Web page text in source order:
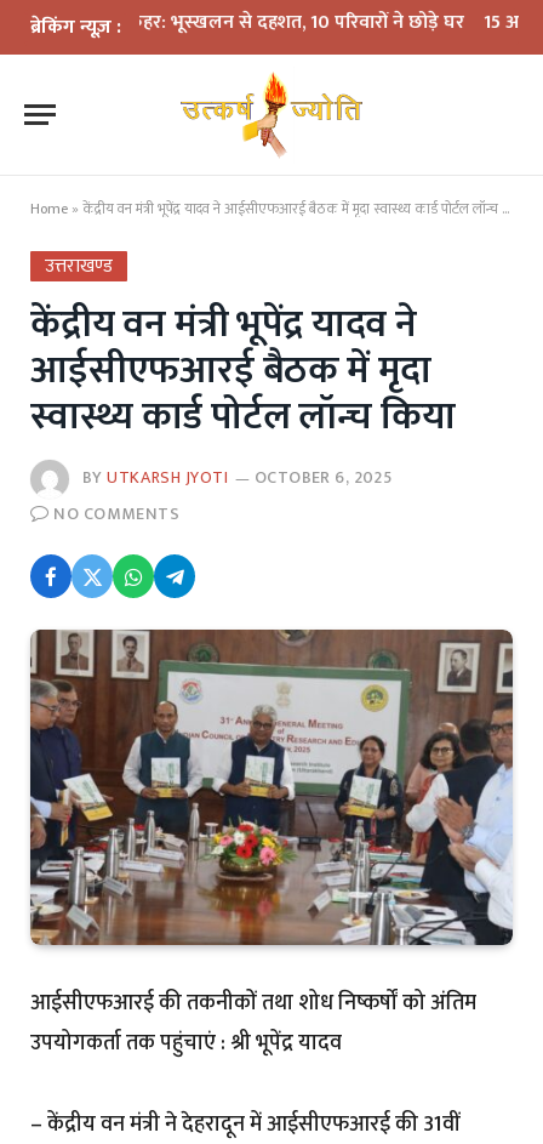
ब्रेकिंग न्यूज़ :
का कहर: भूस्खलन से दहशत, 10 परिवारों ने छोड़े घर 15 अगस्त तक
Home » केंद्रीय वन मंत्री भूपेंद्र यादव ने आईसीएफआरई बैठक में मृदा स्वास्थ्य कार्ड पोर्टल लॉन्च किया
उत्तराखण्ड
केंद्रीय वन मंत्री भूपेंद्र यादव ने
आईसीएफआरई बैठक में मृदा
स्वास्थ्य कार्ड पोर्टल लॉन्च किया
BYUTKARSH JYOTI
OCTOBER 6, 2025
NO COMMENTS
आईसीएफआरई की तकनीकों तथा शोध निष्कर्षों को अंतिम
उपयोगकर्ता तक पहुंचाएं : श्री भूपेंद्र यादव
– केंद्रीय वन मंत्री ने देहरादून में आईसीएफआरई की 31वीं